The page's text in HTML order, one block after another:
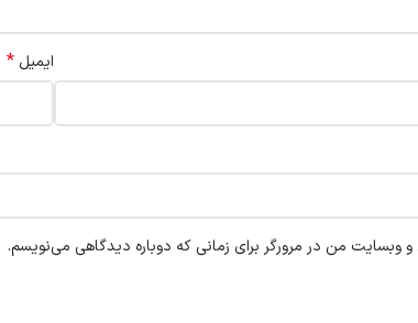
ایمیل *
و وبسایت من در مرورگر برای زمانی که دوباره دیدگاهی می‌نویسم.